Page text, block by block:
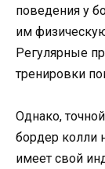
поведения у
им
Регулярные
тренировки
Однако,
бордер колли
имеет свой